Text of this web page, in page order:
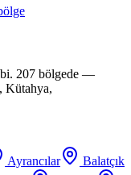
207 bölgede —
Kütahya,
Ayrancılar
Balatçık